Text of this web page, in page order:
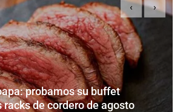
probamos su buffet
de cordero de agosto
‹ ›